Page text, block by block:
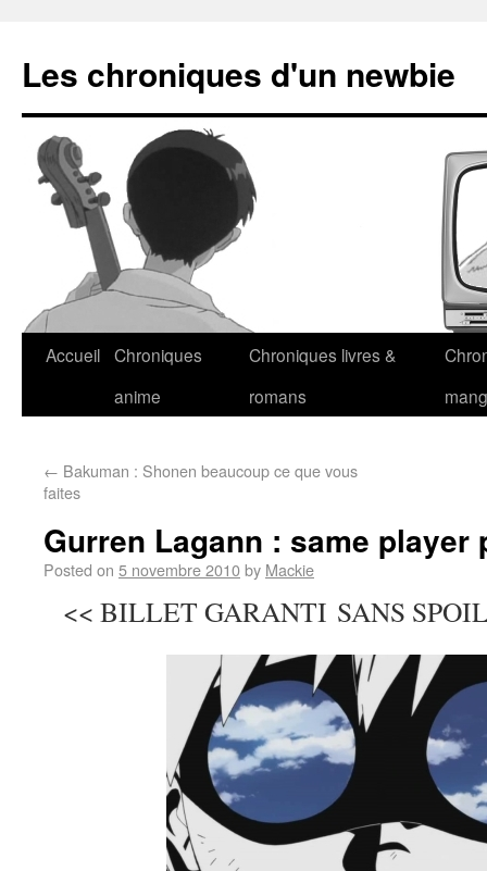
Les chroniques d'un newbie
Accueil Chroniques
anime
Chroniques livres &
romans
← Bakuman : Shonen beaucoup ce que vous
faites
Gurren Lagann : same player
Posted on 5 novembre 2010by Mackie
<< BILLET GARANTI SANS